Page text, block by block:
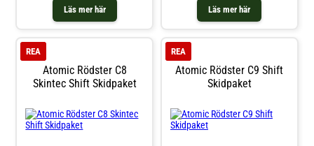
Läs mer här Läs mer här
Atomic Rödster C8
Skintec Shift Skidpaket
REA
Atomic Rödster C9 Shift
Skidpaket
REA